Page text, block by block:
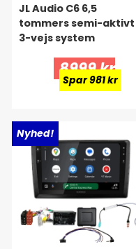
JL Audio C6 6,5
tommers semi-aktivt
3-vejs system
8999 kr
Spar 981 kr
Nyhed!